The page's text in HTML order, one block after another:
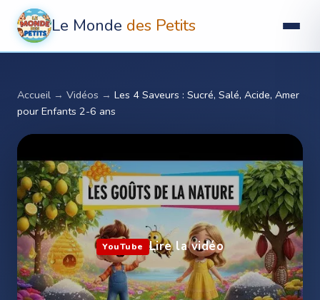
Le Monde des Petits
Accueil → Vidéos → Les 4 Saveurs : Sucré, Salé, Acide, Amer
pour Enfants 2-6 ans
YouTube Lire la vidéo